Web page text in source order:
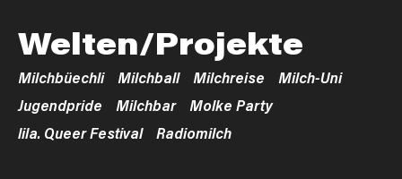
Welten/Projekte
Milchbüechli Milchball Milchreise
Milch-Uni
Jugendpride
Milchbar
Molke Party
lila. Queer Festival
Radiomilch